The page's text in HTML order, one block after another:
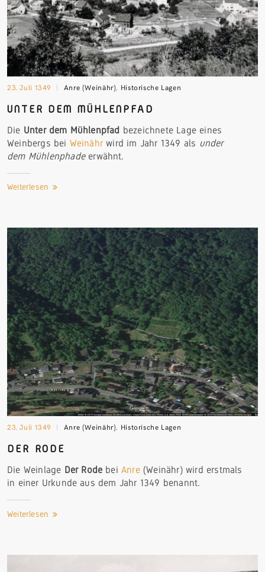
23. Juli 1349 Anre (Weinähr), Historische Lagen
UNTER DEM MÜHLENPFAD
Die Unter dem Mühlenpfad bezeichnete Lage eines
Weinbergs bei Weinähr wird im Jahr 1349 als under
dem Mühlenphadeerwähnt.
Weiterlesen
23. Juli 1349 Anre (Weinähr), Historische Lagen
DER
RODE
Die Weinlage Der Rode beiAnre(Weinähr) wird erstmals
in einer Urkunde aus dem Jahr 1349 benannt.
Weiterlesen